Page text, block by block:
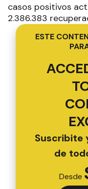
casos positivos
2.386.383
ESTE
Suscribite
de
Desde